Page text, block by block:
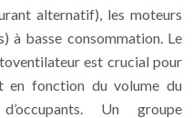
alternatif), les moteurs
à basse consommation. Le
est crucial pour
en fonction du volume du
Un groupe